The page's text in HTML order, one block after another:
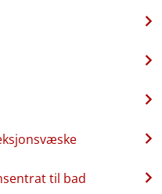
til bad